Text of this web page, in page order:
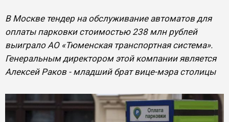
В Москве тендер на обслуживание автоматов для
оплаты парковки стоимостью 238 млн рублей
выиграло АО «Тюменская транспортная система».
Генеральным директором этой компании является
Алексей Раков - младший брат вице-мэра столицы